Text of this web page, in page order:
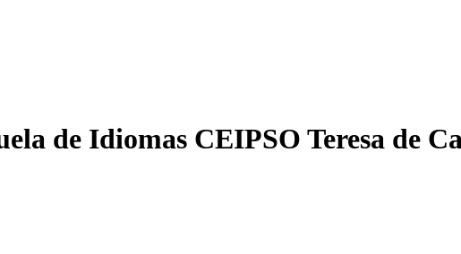
de Idiomas CEIPSO Teresa de